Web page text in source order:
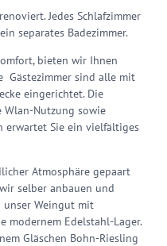
Jedes Schlafzimmer
separates Badezimmer.
bieten wir Ihnen
Gästezimmer sind alle mit
eingerichtet. Die
Wlan-Nutzung sowie
erwartet Sie ein vielfältiges
Atmosphäre gepaart
selber anbauen und
unser Weingut mit
modernem Edelstahl-Lager.
Gläschen Bohn-Riesling